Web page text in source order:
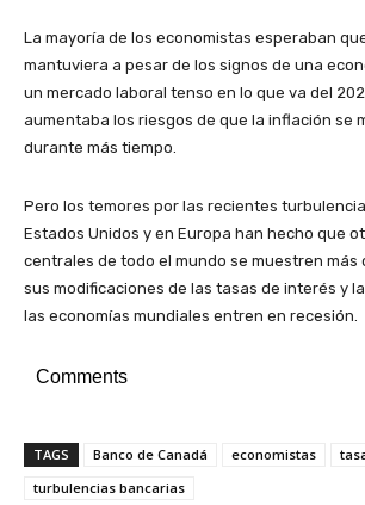
La mayoría de los economistas esperaban
mantuviera a pesar de los signos de una
un mercado laboral tenso en lo que va del
aumentaba los riesgos de que la inflación se
durante más tiempo.
Pero los temores por las recientes
Estados Unidos y en Europa han hecho que
centrales de todo el mundo se muestren más
sus modificaciones de las tasas de interés y
las economías mundiales entren en recesión.
Comments
TAGS Banco de Canadá economistas
turbulencias bancarias